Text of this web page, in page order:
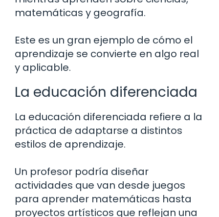
matemáticas y geografía.
Este es un gran ejemplo de cómo el
aprendizaje se convierte en algo real
y aplicable.
La educación diferenciada
La educación diferenciada refiere a la
práctica de adaptarse a distintos
estilos de aprendizaje.
Un profesor podría diseñar
actividades que van desde juegos
para aprender matemáticas hasta
proyectos artísticos que reflejan una